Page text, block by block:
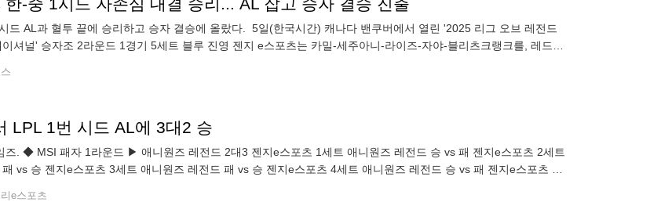
드 AL과 혈투 끝에 승리하고 승자 결승에 올랐다. 5일(한국시간) 캐나다 밴쿠버에서 열린 '2025 리그 오브 레전드
셔널' 승자조 2라운드 1경기 5세트 블루 진영 젠지 e스포츠는 카밀-세주아니-라이즈-자야-블리츠크랭크를, 레드
LPL 1번 시드 AL에 3대2 승
젠지e스포츠 2세트
vs 승 젠지e스포츠 3세트 애니원즈 레전드 패 vs 승 젠지e스포츠 4세트 애니원즈 레전드 승 vs 패 젠지e스포츠 5
e스포츠